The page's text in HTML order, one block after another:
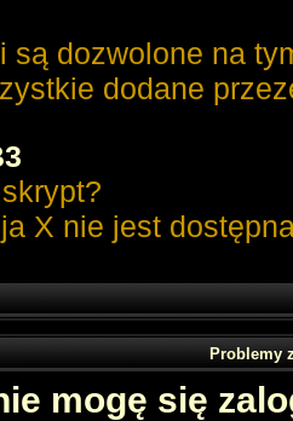
są dozwolone na
dodane
X nie jest
Problemy
mogę się